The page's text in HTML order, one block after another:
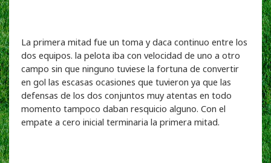
La primera mitad fue un toma y daca continuo entre los
dos equipos. la pelota iba con velocidad de uno a otro
campo sin que ninguno tuviese la fortuna de convertir
en gol las escasas ocasiones que tuvieron ya que las
defensas de los dos conjuntos muy atentas en todo
momento tampoco daban resquicio alguno. Con el
empate a cero inicial terminaria la primera mitad.